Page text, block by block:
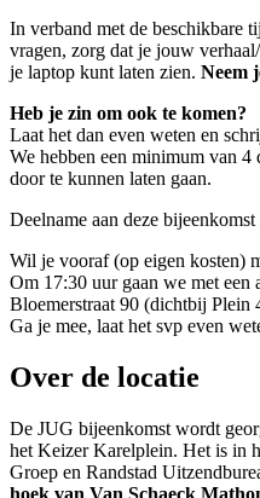
In verband met de beschikbare
vragen, zorg dat je jouw
je laptop kunt laten zien. Neem
Heb je zin om ook te komen?
Laat het dan even weten en
We hebben een minimum van 4
door te kunnen laten gaan.
Deelname aan deze
Wil je vooraf (op eigen kosten)
Om 17:30 uur gaan we met een
Bloemerstraat 90 (dichtbij Plein
Ga je mee, laat het svp even
Over de locatie
De JUG bijeenkomst wordt
het Keizer Karelplein. Het is in
Groep en Randstad
hoek van Van Schaeck